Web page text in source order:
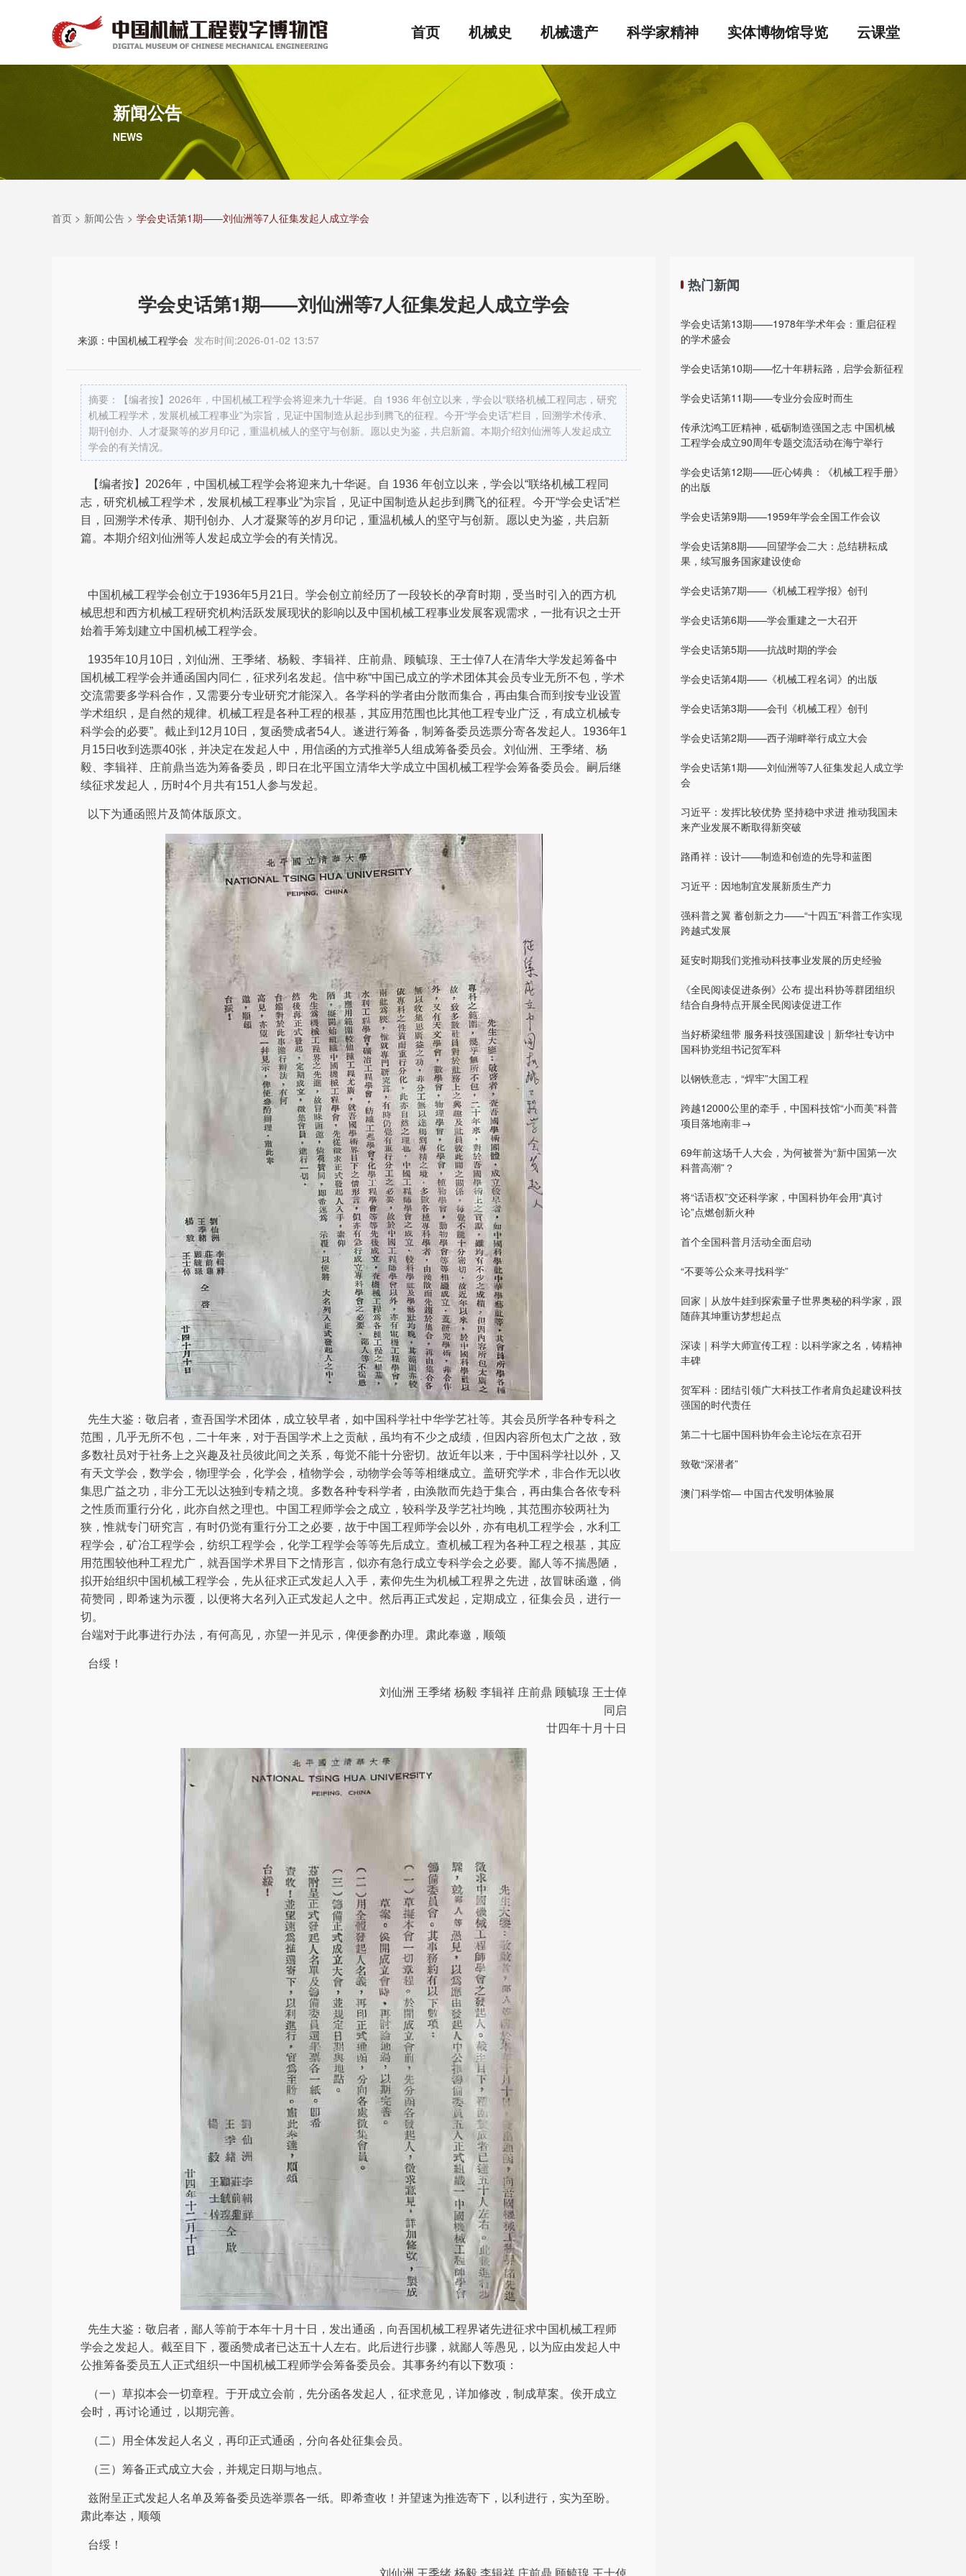
首页 机械史 机械遗产 科学家精神 实体博物馆导览 云课堂
新闻公告
NEWS
首页 > 新闻公告 > 学会史话第1期——刘仙洲等7人征集发起人成立学会
学会史话第1期——刘仙洲等7人征集发起人成立学会
来源：中国机械工程学会 发布时间:2026-01-02 13:57
摘要：【编者按】2026年，中国机械工程学会将迎来九十华诞。自 1936 年创立以来，学会以“联络机械工程同志，研究
机械工程学术，发展机械工程事业”为宗旨，见证中国制造从起步到腾飞的征程。今开“学会史话”栏目，回溯学术传承、
期刊创办、人才凝聚等的岁月印记，重温机械人的坚守与创新。愿以史为鉴，共启新篇。本期介绍刘仙洲等人发起成立
学会的有关情况。
【编者按】2026年，中国机械工程学会将迎来九十华诞。自 1936 年创立以来，学会以“联络机械工程同
志，研究机械工程学术，发展机械工程事业”为宗旨，见证中国制造从起步到腾飞的征程。今开“学会史话”栏
目，回溯学术传承、期刊创办、人才凝聚等的岁月印记，重温机械人的坚守与创新。愿以史为鉴，共启新
篇。本期介绍刘仙洲等人发起成立学会的有关情况。
中国机械工程学会创立于1936年5月21日。学会创立前经历了一段较长的孕育时期，受当时引入的西方机
械思想和西方机械工程研究机构活跃发展现状的影响以及中国机械工程事业发展客观需求，一批有识之士开
始着手筹划建立中国机械工程学会。
1935年10月10日，刘仙洲、王季绪、杨毅、李辑祥、庄前鼎、顾毓瑔、王士倬7人在清华大学发起筹备中
国机械工程学会并通函国内同仁，征求列名发起。信中称“中国已成立的学术团体其会员专业无所不包，学术
交流需要多学科合作，又需要分专业研究才能深入。各学科的学者由分散而集合，再由集合而到按专业设置
学术组织，是自然的规律。机械工程是各种工程的根基，其应用范围也比其他工程专业广泛，有成立机械专
科学会的必要”。截止到12月10日，复函赞成者54人。遂进行筹备，制筹备委员选票分寄各发起人。1936年1
月15日收到选票40张，并决定在发起人中，用信函的方式推举5人组成筹备委员会。刘仙洲、王季绪、杨
毅、李辑祥、庄前鼎当选为筹备委员，即日在北平国立清华大学成立中国机械工程学会筹备委员会。嗣后继
续征求发起人，历时4个月共有151人参与发起。
以下为通函照片及简体版原文。
先生大鉴：敬启者，查吾国学术团体，成立较早者，如中国科学社中华学艺社等。其会员所学各种专科之
范围，几乎无所不包，二十年来，对于吾国学术上之贡献，虽均有不少之成绩，但因内容所包太广之故，致
多数社员对于社务上之兴趣及社员彼此间之关系，每觉不能十分密切。故近年以来，于中国科学社以外，又
有天文学会，数学会，物理学会，化学会，植物学会，动物学会等等相继成立。盖研究学术，非合作无以收
集思广益之功，非分工无以达独到专精之境。多数各种专科学者，由涣散而先趋于集合，再由集合各依专科
之性质而重行分化，此亦自然之理也。中国工程师学会之成立，较科学及学艺社均晚，其范围亦较两社为
狭，惟就专门研究言，有时仍觉有重行分工之必要，故于中国工程师学会以外，亦有电机工程学会，水利工
程学会，矿冶工程学会，纺织工程学会，化学工程学会等等先后成立。查机械工程为各种工程之根基，其应
用范围较他种工程尤广，就吾国学术界目下之情形言，似亦有急行成立专科学会之必要。鄙人等不揣愚陋，
拟开始组织中国机械工程学会，先从征求正式发起人入手，素仰先生为机械工程界之先进，故冒昧函邀，倘
荷赞同，即希速为示覆，以便将大名列入正式发起人之中。然后再正式发起，定期成立，征集会员，进行一
切。
台端对于此事进行办法，有何高见，亦望一并见示，俾便参酌办理。肃此奉邀，顺颂
台绥！
刘仙洲 王季绪 杨毅 李辑祥 庄前鼎 顾毓瑔 王士倬
同启
廿四年十月十日
先生大鉴：敬启者，鄙人等前于本年十月十日，发出通函，向吾国机械工程界诸先进征求中国机械工程师
学会之发起人。截至目下，覆函赞成者已达五十人左右。此后进行步骤，就鄙人等愚见，以为应由发起人中
公推筹备委员五人正式组织一中国机械工程师学会筹备委员会。其事务约有以下数项：
（一）草拟本会一切章程。于开成立会前，先分函各发起人，征求意见，详加修改，制成草案。俟开成立
会时，再讨论通过，以期完善。
（二）用全体发起人名义，再印正式通函，分向各处征集会员。
（三）筹备正式成立大会，并规定日期与地点。
兹附呈正式发起人名单及筹备委员选举票各一纸。即希查收！并望速为推选寄下，以利进行，实为至盼。
肃此奉达，顺颂
台绥！
刘仙洲 王季绪 杨毅 李辑祥 庄前鼎 顾毓瑔 王士倬
热门新闻
学会史话第13期——1978年学术年会：重启征程
的学术盛会
学会史话第10期——忆十年耕耘路，启学会新征程
学会史话第11期——专业分会应时而生
传承沈鸿工匠精神，砥砺制造强国之志 中国机械
工程学会成立90周年专题交流活动在海宁举行
学会史话第12期——匠心铸典：《机械工程手册》
的出版
学会史话第9期——1959年学会全国工作会议
学会史话第8期——回望学会二大：总结耕耘成
果，续写服务国家建设使命
学会史话第7期——《机械工程学报》创刊
学会史话第6期——学会重建之一大召开
学会史话第5期——抗战时期的学会
学会史话第4期——《机械工程名词》的出版
学会史话第3期——会刊《机械工程》创刊
学会史话第2期——西子湖畔举行成立大会
学会史话第1期——刘仙洲等7人征集发起人成立学
会
习近平：发挥比较优势 坚持稳中求进 推动我国未
来产业发展不断取得新突破
路甬祥：设计——制造和创造的先导和蓝图
习近平：因地制宜发展新质生产力
强科普之翼 蓄创新之力——“十四五”科普工作实现
跨越式发展
延安时期我们党推动科技事业发展的历史经验
《全民阅读促进条例》公布 提出科协等群团组织
结合自身特点开展全民阅读促进工作
当好桥梁纽带 服务科技强国建设｜新华社专访中
国科协党组书记贺军科
以钢铁意志，“焊牢”大国工程
跨越12000公里的牵手，中国科技馆“小而美”科普
项目落地南非→
69年前这场千人大会，为何被誉为“新中国第一次
科普高潮”？
将“话语权”交还科学家，中国科协年会用“真讨
论”点燃创新火种
首个全国科普月活动全面启动
“不要等公众来寻找科学”
回家｜从放牛娃到探索量子世界奥秘的科学家，跟
随薛其坤重访梦想起点
深读｜科学大师宣传工程：以科学家之名，铸精神
丰碑
贺军科：团结引领广大科技工作者肩负起建设科技
强国的时代责任
第二十七届中国科协年会主论坛在京召开
致敬“深潜者”
澳门科学馆— 中国古代发明体验展